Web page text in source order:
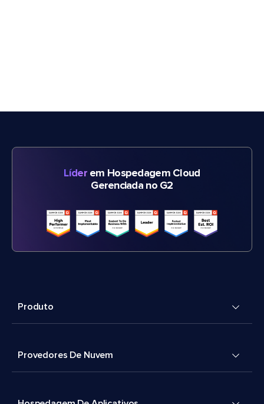
Líderem Hospedagem Cloud
Gerenciada no G2
Produto
Provedores De Nuvem